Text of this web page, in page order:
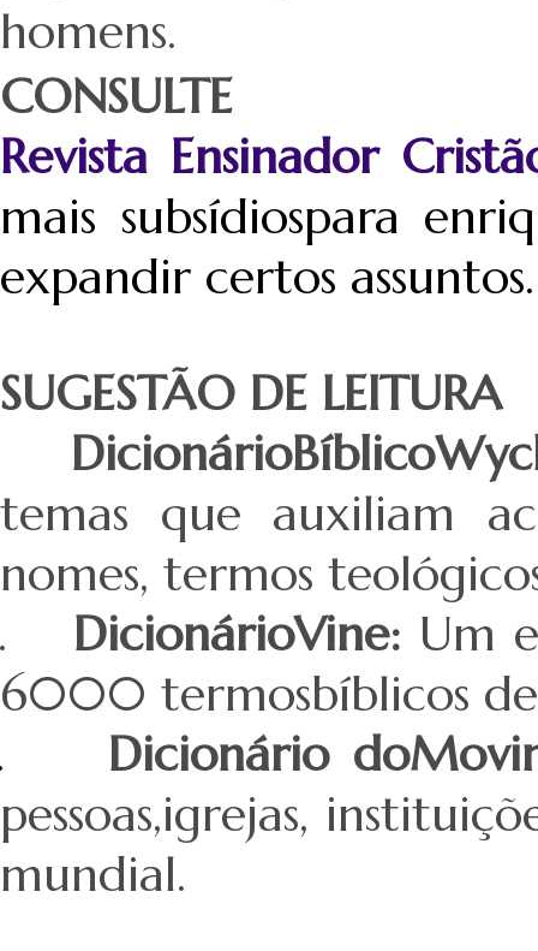
homens.
CONSULTE
Revista Ensinador
mais subsídiospara
expandir certos assuntos.
SUGESTÃO DE LEITURA
temas que auxiliam
nomes, termos
DicionárioVine: Um
6000 termosbíblicos
Dicionário
pessoas,igrejas,
mundial.